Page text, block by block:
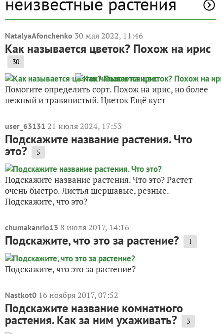
NatalyaAfonchenko 30 мая 2022, 11:46
Как называется цветок? Похож на ирис
30
Помогите определить сорт. Похож на ирис, но более
нежный и травянистый. Цветок Ещё куст
user_63131 21 июля 2024, 17:53
Подскажите название растения. Что
это? 5
Подскажите название растения. Что это? Растет
очень быстро. Листья шершавые, резные.
Подскажите, что это?
chumakanrio13 8 июля 2017, 14:16
Подскажите, что это за растение? 1
Подскажите, что это за растение?
Nastkot0 16 ноября 2017, 07:52
Подскажите название комнатного
растения. Как за ним ухаживать? 3